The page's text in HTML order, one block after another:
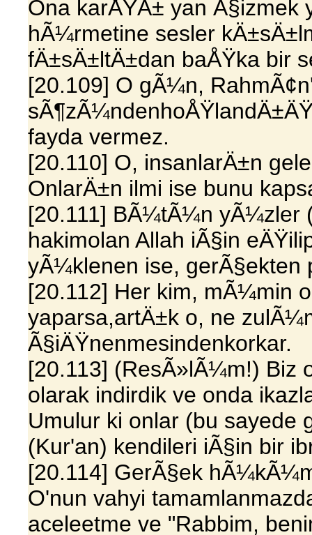
Ona karÅŸÄ± yan Ã§izmek
hÃ¼rmetine sesler
fÄ±sÄ±ltÄ±dan baÅŸka bir
[20.109] O gÃ¼n,
fayda vermez.
[20.110] O, insanlarÄ±n
OnlarÄ±n ilmi ise bunu
[20.111] BÃ¼tÃ¼n yÃ¼zler
hakimolan Allah iÃ§in
yÃ¼klenen ise, gerÃ§ekten
[20.112] Her kim, mÃ¼min
yaparsa,artÄ±k o, ne
Ã§iÄŸnenmesindenkorkar.
[20.113] (ResÃ»lÃ¼m!) Biz
olarak indirdik ve onda
Umulur ki onlar (bu sayede
(Kur'an) kendileri iÃ§in bir
[20.114] GerÃ§ek
O'nun vahyi
aceleetme ve "Rabbim,